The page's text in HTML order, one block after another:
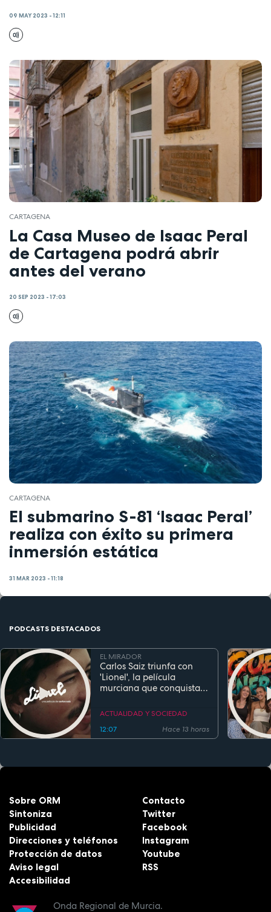
09 MAY 2023 - 12:11
CARTAGENA
La Casa Museo de Isaac Peral
de Cartagena podrá abrir
antes del verano
20 SEP 2023 - 17:03
CARTAGENA
El submarino S-81 ‘Isaac Peral’
realiza con éxito su primera
inmersión estática
31 MAR 2023 - 11:18
PODCASTS DESTACADOS
EL MIRADOR
Carlos Saiz triunfa con
'Lionel', la película
murciana que conquista
estreno
ACTUALIDAD Y SOCIEDAD
12:07
Hace 13 horas
Onda Regional de Murcia.
Sobre ORM
Sintoniza
Publicidad
Direcciones y teléfonos
Protección de datos
Aviso legal
Accesibilidad
Contacto
Twitter
Facebook
Instagram
Youtube
RSS